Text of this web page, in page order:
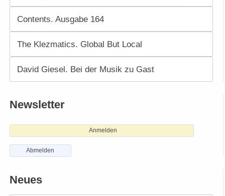
Contents. Ausgabe 164
The Klezmatics. Global But Local
David Giesel. Bei der Musik zu Gast
Newsletter
Anmelden
Abmelden
Neues